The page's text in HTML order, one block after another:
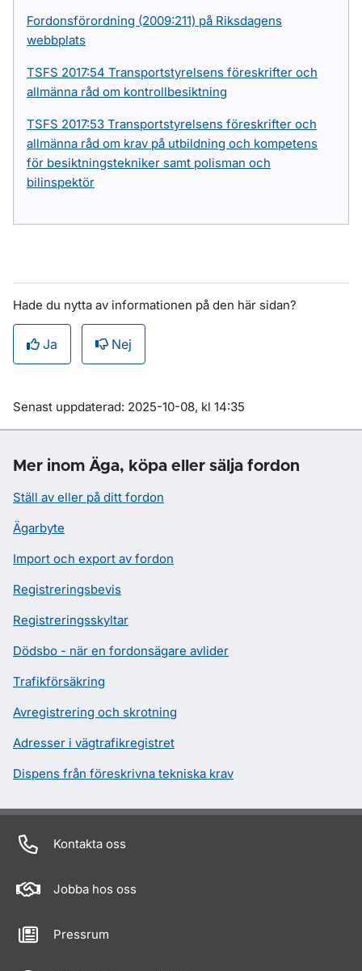
Fordonsförordning (2009:211) på Riksdagens
webbplats
TSFS 2017:54 Transportstyrelsens föreskrifter och
allmänna råd om kontrollbesiktning
TSFS 2017:53 Transportstyrelsens föreskrifter och
allmänna råd om krav på utbildning och kompetens
för besiktningstekniker samt polisman och
bilinspektör
Hade du nytta av informationen på den här sidan?
Ja Nej
Om sidan
Senast uppdaterad: 2025-10-08, kl 14:35
Mer inom Äga, köpa eller sälja fordon
Ställ av eller på ditt fordon
Ägarbyte
Import och export av fordon
Registreringsbevis
Registreringsskyltar
Dödsbo - när en fordonsägare avlider
Trafikförsäkring
Avregistrering och skrotning
Adresser i vägtrafikregistret
Dispens från föreskrivna tekniska krav
Kontakta oss
Jobba hos oss
Pressrum